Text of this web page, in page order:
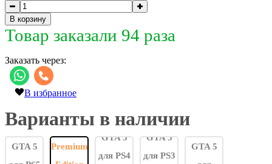
В корзину
Товар заказали 94 раза
Заказать через:
В избранное
Варианты в наличии